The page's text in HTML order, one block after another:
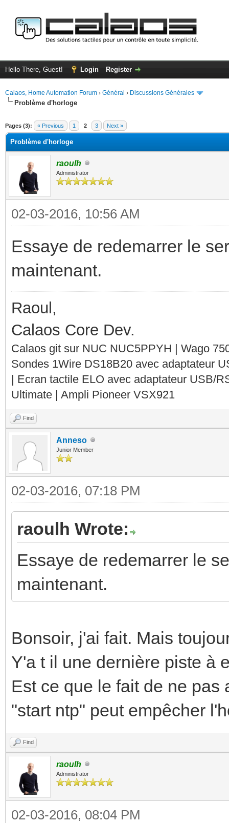
Hello There, Guest! Login Register
Calaos, Home Automation Forum › Général › Discussions Générales
Problème d'horloge
Pages (3): « Previous 1 2 3 Next »
Problème d'horloge
raoulh
Administrator
02-03-2016, 10:56 AM
Essaye de redemarrer le
maintenant.
Raoul,
Calaos Core Dev.
Calaos git sur NUC NUC5PPYH | Wago
Sondes 1Wire DS18B20 avec adaptateur
| Ecran tactile ELO avec adaptateur USB/
Ultimate | Ampli Pioneer VSX921
Find
Anneso
Junior Member
02-03-2016, 07:18 PM
raoulh Wrote:
Essaye de redemarrer le
maintenant.
Bonsoir, j'ai fait. Mais
Y'a t il une dernière piste à
Est ce que le fait de ne
"start ntp" peut empêcher
Find
raoulh
Administrator
02-03-2016, 08:04 PM